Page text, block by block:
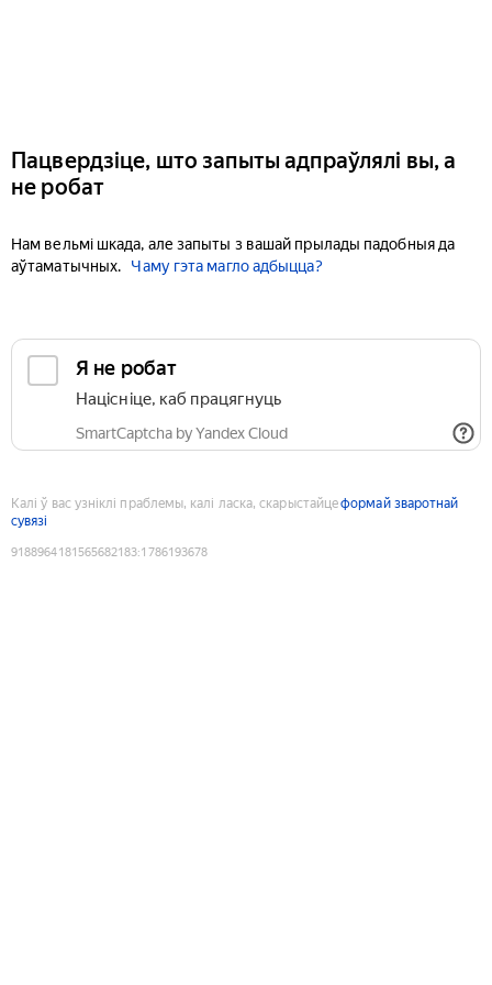
Пацвердзіце, што запыты адпраўлялі вы, а
не робат
Нам вельмі шкада, але запыты з вашай прылады падобныя да
аўтаматычных.
Чаму гэта магло адбыцца?
Я не робат
Націсніце, каб працягнуць
SmartCaptcha by Yandex Cloud
Калі ў вас узніклі праблемы, калі ласка, скарыстайцеформай зваротнай
сувязі
9188964181565682183:1786193678